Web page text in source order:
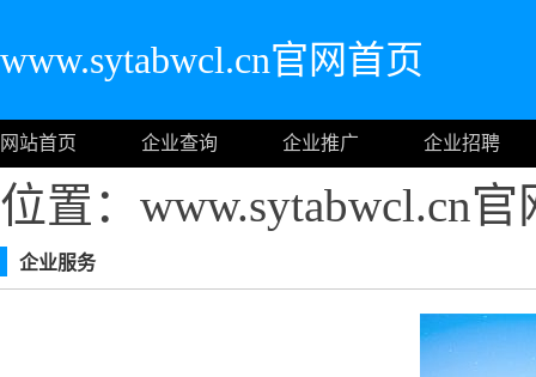
www.sytabwcl.cn官网首页
网站首页 企业查询 企业推广 企业招聘
位置：www.sytabwcl.cn
企业服务